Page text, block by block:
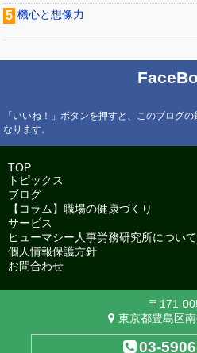
機心と想像力
「いいね！」ボタンを押すと、このブログ
なります。
TOP
トピックス
ブログ
【コラム】職場の健康づくり
サービス
ヒューマシー人事労務研究所について
個人情報保護方針
お問合わせ
〒171-
東京都豊島区
03-